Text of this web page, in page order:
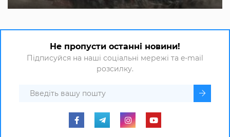
Не пропусти останні новини!
Підписуйся на наші соціальні мережі та e-mail
розсилку.